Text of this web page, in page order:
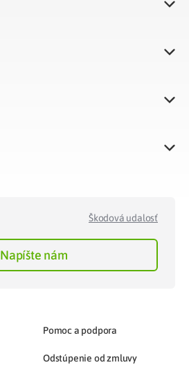
Škodová udalosť
Napíšte nám
Pomoc a podpora
Odstúpenie od zmluvy